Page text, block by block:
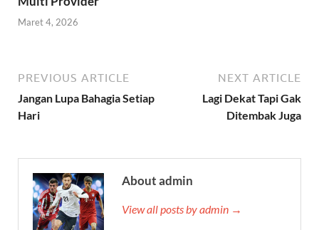
Maret 4, 2026
PREVIOUS ARTICLE
Jangan Lupa Bahagia Setiap
Hari
NEXT ARTICLE
Lagi Dekat Tapi Gak
Ditembak Juga
About admin
View all posts by admin →